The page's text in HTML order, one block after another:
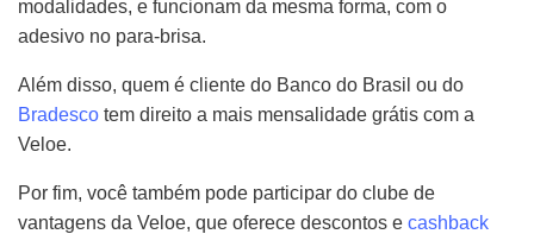
modalidades, e funcionam da mesma forma, com o
adesivo no para-brisa.
Além disso, quem é cliente do Banco do Brasil ou do
Bradesco tem direito a mais mensalidade grátis com a
Veloe.
Por fim, você também pode participar do clube de
vantagens da Veloe, que oferece descontos e cashback